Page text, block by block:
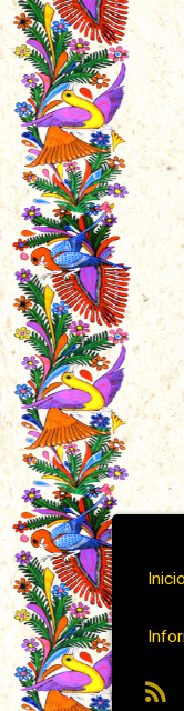
Inicio